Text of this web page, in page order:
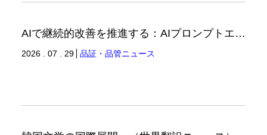
AIで継続的改善を推進する：AIプロンプトエンジニアリングへの品質思考の適用-3（品証品管ニュース）
2026 . 07 . 29 品証・品管ニュース